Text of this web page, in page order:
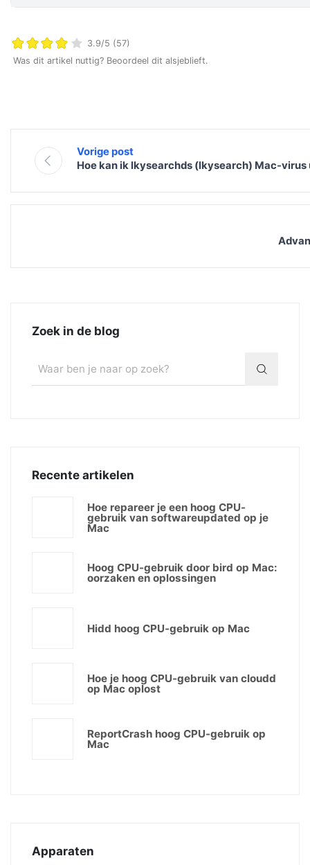
3.9/5 (57)
Was dit artikel nuttig? Beoordeel dit alsjeblieft.
Vorige post
Hoe kan ik lkysearchds (lkysearch) Mac-
Zoek in de blog
Recente artikelen
Hoe repareer je een hoog CPU-
gebruik van softwareupdated op je
Mac
Hoog CPU-gebruik door bird op Mac:
oorzaken en oplossingen
Hidd hoog CPU-gebruik op Mac
Hoe je hoog CPU-gebruik van cloudd
op Mac oplost
ReportCrash hoog CPU-gebruik op
Mac
Apparaten